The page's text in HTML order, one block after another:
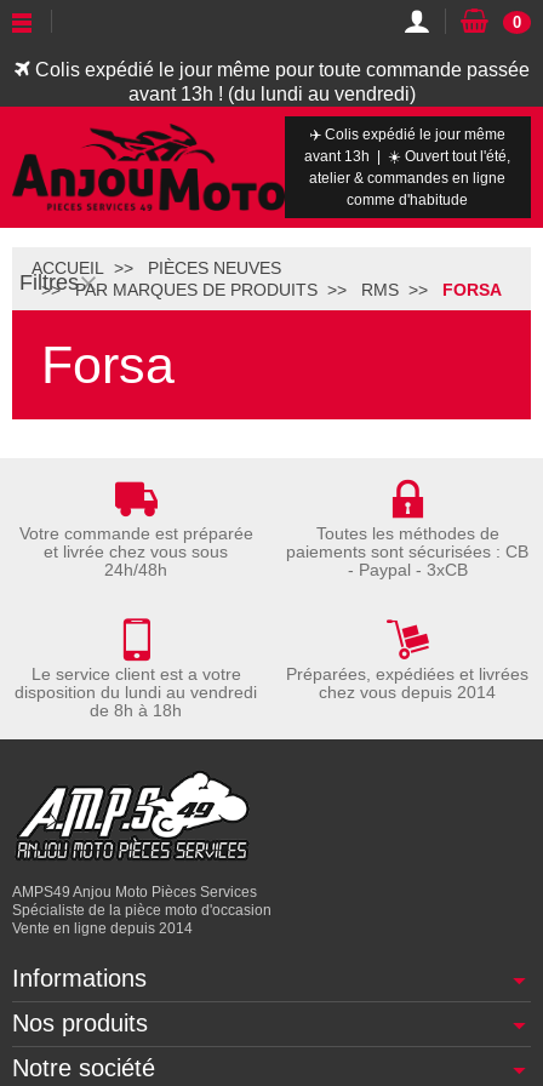
Colis expédié le jour même pour toute commande passée
avant 13h ! (du lundi au vendredi)
0
✈️ Colis expédié le jour même
avant 13h | ☀️ Ouvert tout l'été,
atelier & commandes en ligne
comme d'habitude
Filtres
ACCUEIL
PIÈCES NEUVES
PAR MARQUES DE PRODUITS
RMS FORSA
Forsa
Votre commande est préparée
et livrée chez vous sous
24h/48h
Toutes les méthodes de
paiements sont sécurisées : CB
- Paypal - 3xCB
Le service client est a votre
disposition du lundi au vendredi
de 8h à 18h
Préparées, expédiées et livrées
chez vous depuis 2014
AMPS49 Anjou Moto Pièces Services
Spécialiste de la pièce moto d'occasion
Vente en ligne depuis 2014
Informations
Nos produits
Notre société